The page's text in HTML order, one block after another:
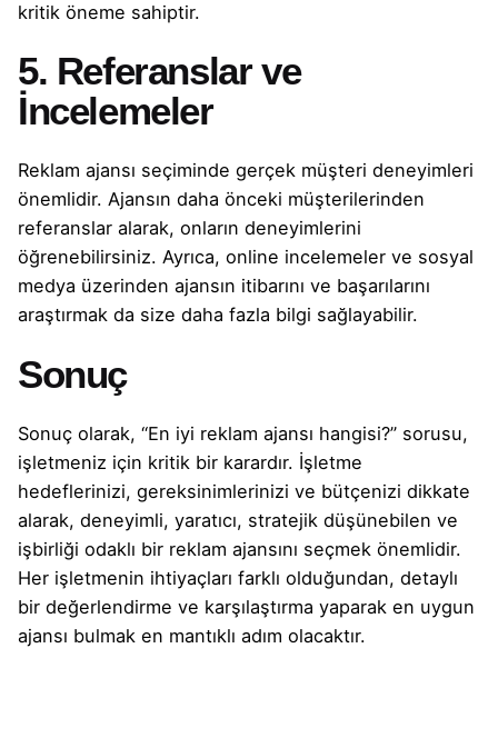
kritik öneme sahiptir.
5. Referanslar ve
İncelemeler
Reklam ajansı seçiminde gerçek müşteri deneyimleri
önemlidir. Ajansın daha önceki müşterilerinden
referanslar alarak, onların deneyimlerini
öğrenebilirsiniz. Ayrıca, online incelemeler ve sosyal
medya üzerinden ajansın itibarını ve başarılarını
araştırmak da size daha fazla bilgi sağlayabilir.
Sonuç
Sonuç olarak, “En iyi reklam ajansı hangisi?” sorusu,
işletmeniz için kritik bir karardır. İşletme
hedeflerinizi, gereksinimlerinizi ve bütçenizi dikkate
alarak, deneyimli, yaratıcı, stratejik düşünebilen ve
işbirliği odaklı bir reklam ajansını seçmek önemlidir.
Her işletmenin ihtiyaçları farklı olduğundan, detaylı
bir değerlendirme ve karşılaştırma yaparak en uygun
ajansı bulmak en mantıklı adım olacaktır.